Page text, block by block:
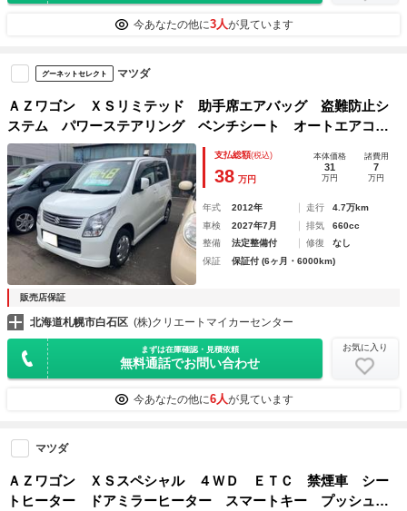
今あなたの他に3人が見ています
グーネットセレクト マツダ
ＡＺワゴン ＸＳリミテッド 助手席エアバッグ 盗難防止シ
ステム パワーステアリング ベンチシート オートエアコ
ン シートヒーター ＥＴＣ 衝突安全ボディ スマートキ
ー ＡＢＳ パワーウィンドウ キーレスエントリー
支払総額(税込)
38 万円
本体価格
31
万円
諸費用
7
万円
年式 2012年 走行
4.7万km
車検
2027年7月 排気
660cc
整備
法定整備付 修復
なし
保証
保証付 (6ヶ月・6000km)
販売店保証
北海道札幌市白石区 (株)クリエートマイカーセンター
まずは在庫確認・見積依頼
無料通話でお問い合わせ
お気に入り
今あなたの他に6人が見ています
マツダ
ＡＺワゴン ＸＳスペシャル ４ＷＤ ＥＴＣ 禁煙車 シー
トヒーター ドアミラーヒーター スマートキー プッシュス